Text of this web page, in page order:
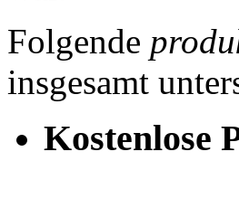
Folgende
insgesamt
Kostenlose